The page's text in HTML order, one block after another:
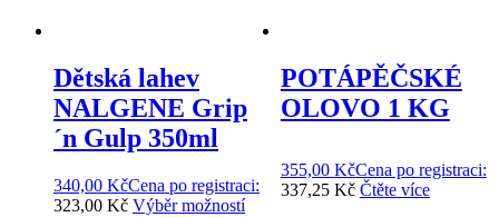
Dětská lahev
NALGENE Grip
´n Gulp 350ml
340,00 KčCena po registraci:
323,00 Kč Výběr možností
POTÁPĚČSKÉ
OLOVO 1 KG
355,00 KčCena po registraci:
337,25 Kč Čtěte více